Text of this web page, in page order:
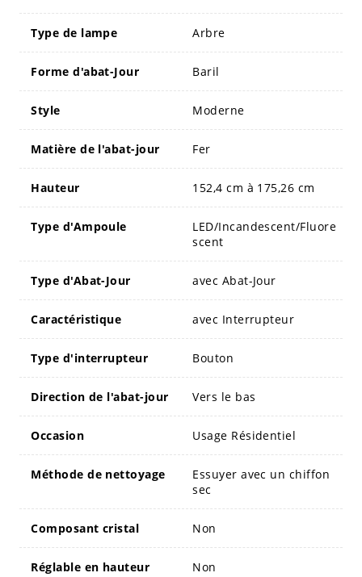
Type de lampe Arbre
Forme d'abat-Jour Baril
Style Moderne
Matière de l'abat-jour Fer
Hauteur 152,4 cm à 175,26 cm
Type d'Ampoule
LED/Incandescent/Fluore
scent
Type d'Abat-Jour avec Abat-Jour
Caractéristique avec Interrupteur
Type d'interrupteur Bouton
Direction de l'abat-jour Vers le bas
Occasion Usage Résidentiel
Méthode de nettoyage
Essuyer avec un chiffon
sec
Composant cristal Non
Réglable en hauteur Non